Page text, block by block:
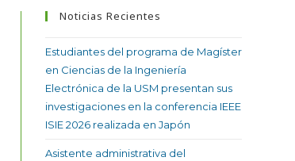
Noticias Recientes
Estudiantes del programa de Magíster
en Ciencias de la Ingeniería
Electrónica de la USM presentan sus
investigaciones en la conferencia IEEE
ISIE 2026 realizada en Japón
Asistente administrativa del